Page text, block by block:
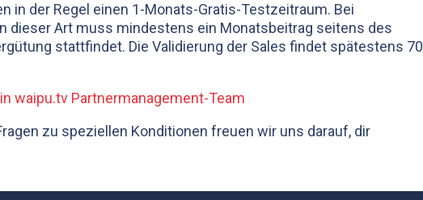
in der Regel einen 1-Monats-Gratis-Testzeitraum. Bei
dieser Art muss mindestens ein Monatsbeitrag seitens des
stattfindet. Die Validierung der Sales findet spätestens 70
waipu.tv Partnermanagement-Team
zu speziellen Konditionen freuen wir uns darauf, dir